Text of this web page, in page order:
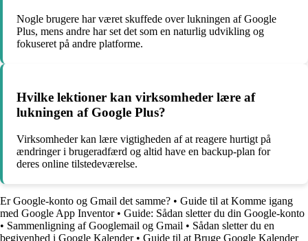
Nogle brugere har været skuffede over lukningen af Google
Plus, mens andre har set det som en naturlig udvikling og
fokuseret på andre platforme.
Hvilke lektioner kan virksomheder lære af
lukningen af Google Plus?
Virksomheder kan lære vigtigheden af at reagere hurtigt på
ændringer i brugeradfærd og altid have en backup-plan for
deres online tilstedeværelse.
Er Google-konto og Gmail det samme? • Guide til at Komme igang
med Google App Inventor• Guide: Sådan sletter du din Google-konto
• Sammenligning af Googlemail og Gmail • Sådan sletter du en
begivenhed i Google Kalender• Guide til at Bruge Google Kalender